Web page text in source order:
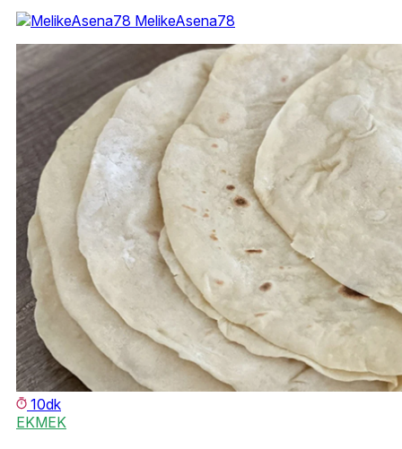
MelikeAsena78
10dk
EKMEK